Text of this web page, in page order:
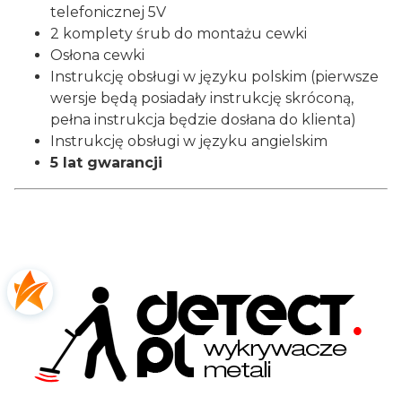
telefonicznej 5V
2 komplety śrub do montażu cewki
Osłona cewki
Instrukcję obsługi w języku polskim (pierwsze
wersje będą posiadały instrukcję skróconą,
pełna instrukcja będzie dosłana do klienta)
Instrukcję obsługi w języku angielskim
5 lat gwarancji